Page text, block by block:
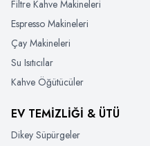
Filtre Kahve Makineleri
Espresso Makineleri
Çay Makineleri
Su Isıtıcılar
Kahve Öğütücüler
EV TEMİZLİĞİ & ÜTÜ
Dikey Süpürgeler